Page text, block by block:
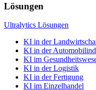
Lösungen
Ultralytics Lösungen
KI in der
KI in der
KI im
KI in der Logistik
KI in der Fertigung
KI im Einzelhandel